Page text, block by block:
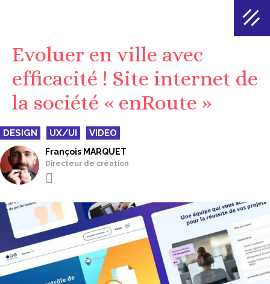
Evoluer en ville avec
efficacité ! Site internet de
la société « enRoute »
DESIGN UX/UI VIDEO
François MARQUET
Directeur de création